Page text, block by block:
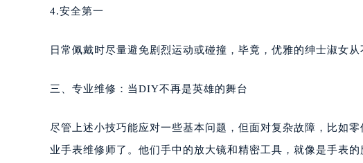
4.安全第一
日常佩戴时尽量避免剧烈运动或碰撞，毕竟，优雅的绅士淑女从
三、专业维修：当DIY不再是英雄的舞台
尽管上述小技巧能应对一些基本问题，但面对复杂故障，比如
业手表维修师了。他们手中的放大镜和精密工具，就像是手表